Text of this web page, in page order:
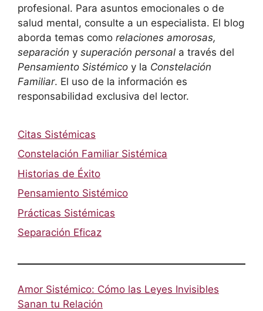
profesional. Para asuntos emocionales o de
salud mental, consulte a un especialista. El blog
aborda temas como relaciones amorosas,
separación y superación personal a través del
Pensamiento Sistémico y la Constelación
Familiar. El uso de la información es
responsabilidad exclusiva del lector.
Citas Sistémicas
Constelación Familiar Sistémica
Historias de Éxito
Pensamiento Sistémico
Prácticas Sistémicas
Separación Eficaz
Amor Sistémico: Cómo las Leyes Invisibles
Sanan tu Relación